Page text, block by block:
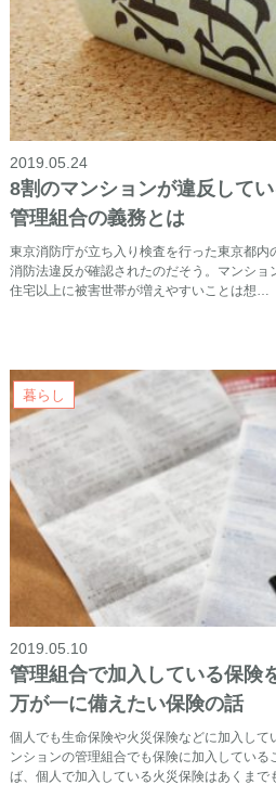
2019.05.24
8割のマンションが違反して
管理組合の義務とは
東京消防庁が立ち入り検査を行った東京都
消防法違反が確認されたのだそう。マンショ
住宅以上に被害世帯が増えやすいことは想…
暮らし
2019.05.10
管理組合で加入している保険
万が一に備えたい保険の話
個人でも生命保険や火災保険などに加入して
ンションの管理組合でも保険に加入している
ば、個人で加入している火災保険はあくまで